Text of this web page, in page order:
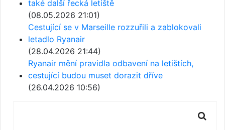
také další řecká letiště
(08.05.2026 21:01)
Cestující se v Marseille rozzuřili a zablokovali
letadlo Ryanair
(28.04.2026 21:44)
Ryanair mění pravidla odbavení na letištích,
cestující budou muset dorazit dříve
(26.04.2026 10:56)